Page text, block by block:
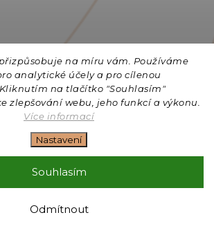
přizpůsobuje na míru vám. Používáme
analytické účely a pro cílenou
na tlačítko "Souhlasím"
zlepšování webu, jeho funkcí a výkonu.
Více informací
Nastavení
Odmítnout
Souhlasím
. Všechna práva vyhrazena.
nastavení cookies